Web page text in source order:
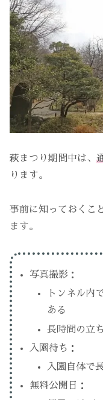
萩まつり期間中は、
ります。
事前に知っておくこ
ます。
写真撮影：
トンネル内
ある
長時間の立
入園待ち：
入園自体で
無料公開日：